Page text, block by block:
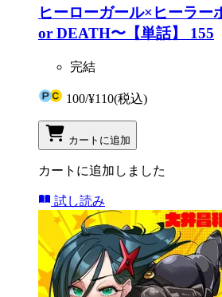
ヒーローガール×ヒーラー
or DEATH〜【単話】 155
完結
100/¥110(税込)
カートに追加
カートに追加しました
試し読み